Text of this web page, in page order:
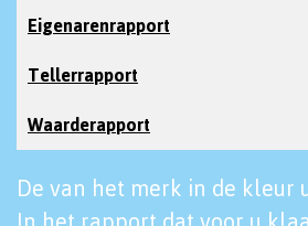
Eigenarenrapport
Tellerrapport
Waarderapport
De van het merk in de kleur